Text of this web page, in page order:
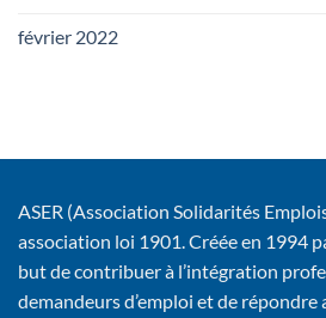
février 2022
ASER (Association Solidarités
association loi 1901. Créée en 1994
but de contribuer à l’intégration
demandeurs d’emploi et de répondre